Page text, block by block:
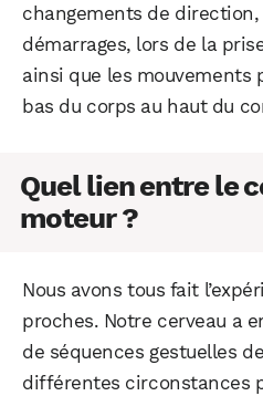
changements de
démarrages, lors de la
ainsi que les mouvements
bas du corps au haut du
Quel lien entre le
moteur ?
Nous avons tous fait
proches. Notre cerveau a
de séquences gestuelles
différentes circonstances